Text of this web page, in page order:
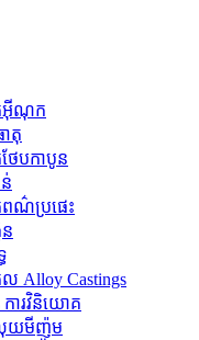
អ៊ីណុក
តុ
ែបកាបូន
ពណ៌ប្រផេះ
Alloy Castings
ការវិនិយោគ
លុយមីញ៉ូម